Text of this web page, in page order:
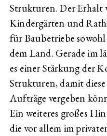
Strukturen. Der Erhalt
Kindergärten und
für Baubetriebe
dem Land. Gerade im
es einer Stärkung der
Strukturen, damit
Aufträge vergeben
Ein weiteres großes
die vor allem im